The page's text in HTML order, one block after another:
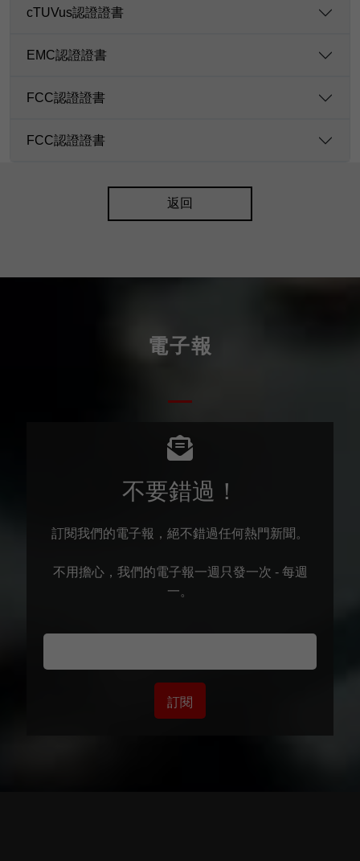
cTUVus認證證書
EMC認證證書
FCC認證證書
FCC認證證書
返回
電子報
不要錯過！
訂閱我們的電子報，絕不錯過任何熱門新聞。
不用擔心，我們的電子報一週只發一次 - 每週
一。
訂閱